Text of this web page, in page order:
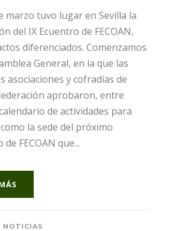
marzo tuvo lugar en Sevilla la
del IX Ecuentro de FECOAN,
diferenciados. Comenzamos
General, en la que las
asociaciones y cofradías de
aprobaron, entre
de actividades para
la sede del próximo
FECOAN que...
NOTICIAS